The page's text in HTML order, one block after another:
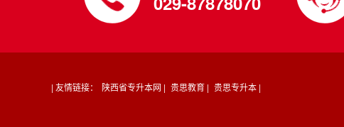
| 友情链接： 陕西省专升本网 | 贵思教育 | 贵思专升本 |